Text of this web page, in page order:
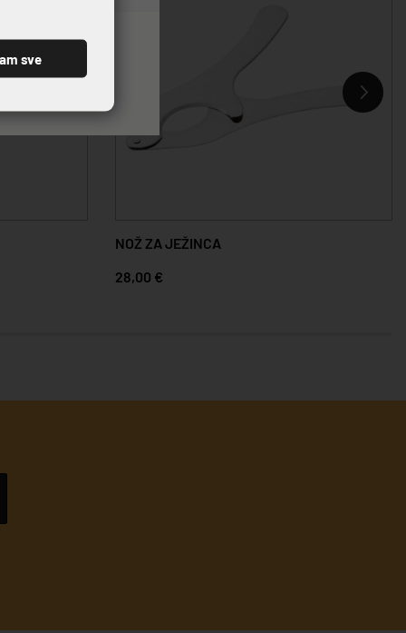
NOŽ ZA JEŽINCA
28,00 €
sve